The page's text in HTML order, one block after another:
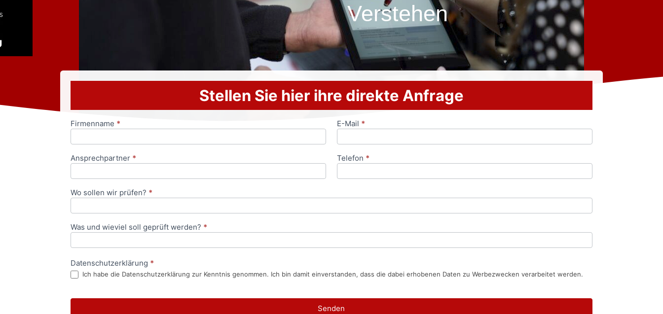
Verstehen
Stellen Sie hier ihre direkte Anfrage
Anfrageformular
Firmenname * E-Mail *
Ansprechpartner * Telefon *
Wo sollen wir prüfen? *
Was und wieviel soll geprüft werden? *
Datenschutzerklärung *
Ich habe die Datenschutzerklärung zur Kenntnis genommen. Ich bin damit einverstanden, dass die dabei erhobenen Daten zu Werbezwecken verarbeitet werden.
Senden